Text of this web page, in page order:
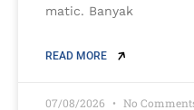
matic. Banyak
READ MORE
07/08/2026 No